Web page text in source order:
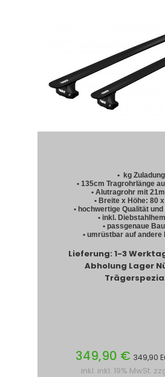
• kg Zuladung
• 135cm Tragrohrlänge
• Alutragrohr mit
• Breite x Höhe: 80
• hochwertige Qualität
• inkl.
• passgenaue
• umrüstbar auf andere
Lieferung: 1-3
Abholung Lager
349,90 € 349,90
inkl. inkl. 19% MwSt.